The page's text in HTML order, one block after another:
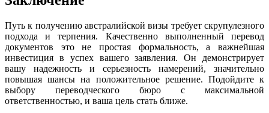
Путь к получению австралийской визы требует скрупулезного
подхода и терпения. Качественно выполненный перевод
документов это не простая формальность, а важнейшая
инвестиция в успех вашего заявления. Он демонстрирует
вашу надежность и серьезность намерений, значительно
повышая шансы на положительное решение. Подойдите к
выбору переводческого бюро с максимальной
ответственностью, и ваша цель стать ближе.